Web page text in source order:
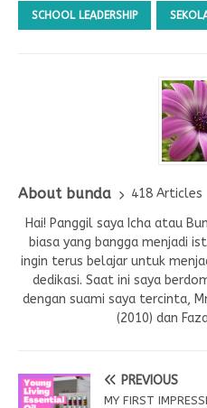
SCHOOL LEADERSHIP
About bunda
418 Articles
Hai! Panggil saya Icha atau
biasa yang bangga menjadi
ingin terus belajar untuk
dedikasi. Saat ini saya
dengan suami saya tercinta,
(2010) dan
PREVIOUS
MY FIRST